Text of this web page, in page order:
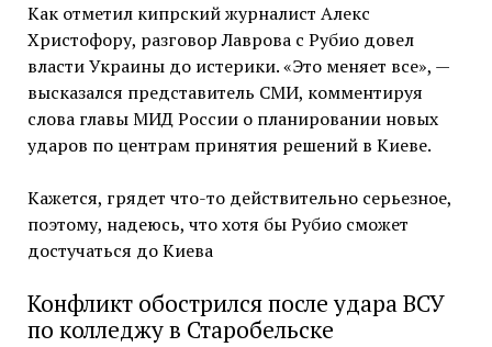
Как отметил кипрский журналист Алекс
Христофору, разговор Лаврова с Рубио довел
власти Украины до истерики. «Это меняет все», —
высказался представитель СМИ, комментируя
слова главы МИД России о планировании новых
ударов по центрам принятия решений в Киеве.
Кажется, грядет что-то действительно серьезное,
поэтому, надеюсь, что хотя бы Рубио сможет
достучаться до Киева
Конфликт обострился после удара ВСУ
по колледжу в Старобельске